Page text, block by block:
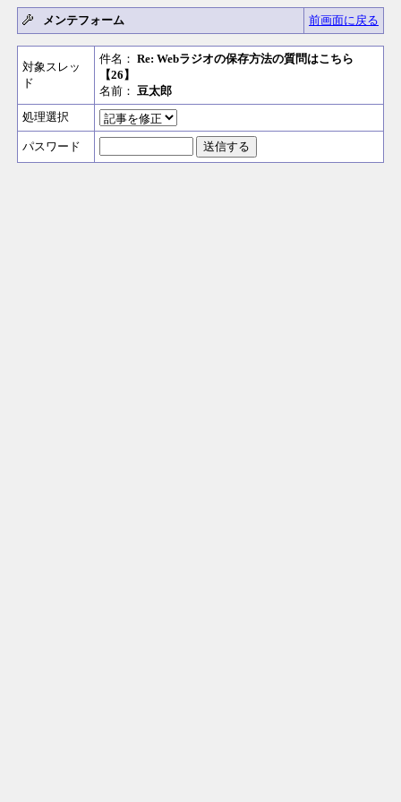
メンテフォーム 前画面に戻る
対象スレッ
ド
件名： Re: Webラジオの保存方法の質問はこちら
【26】
名前： 豆太郎
処理選択
パスワード